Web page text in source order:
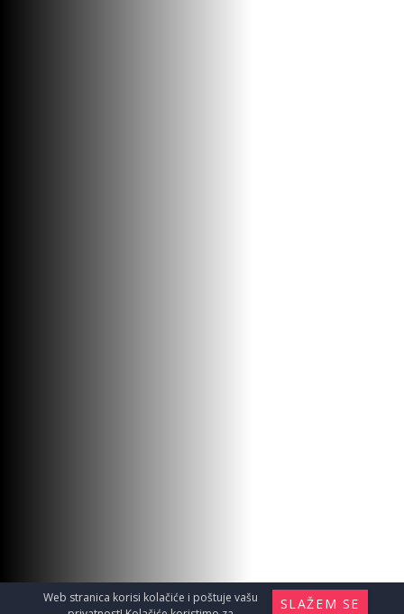
SLAŽEM SE
Web stranica korisi kolačiće i poštuje vašu